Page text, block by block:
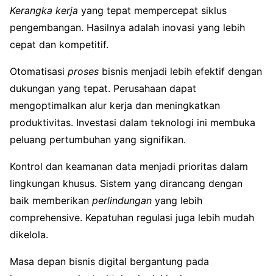
Kerangka kerja yang tepat mempercepat siklus
pengembangan. Hasilnya adalah inovasi yang lebih
cepat dan kompetitif.
Otomatisasi proses bisnis menjadi lebih efektif dengan
dukungan yang tepat. Perusahaan dapat
mengoptimalkan alur kerja dan meningkatkan
produktivitas. Investasi dalam teknologi ini membuka
peluang pertumbuhan yang signifikan.
Kontrol dan keamanan data menjadi prioritas dalam
lingkungan khusus. Sistem yang dirancang dengan
baik memberikan perlindungan yang lebih
comprehensive. Kepatuhan regulasi juga lebih mudah
dikelola.
Masa depan bisnis digital bergantung pada